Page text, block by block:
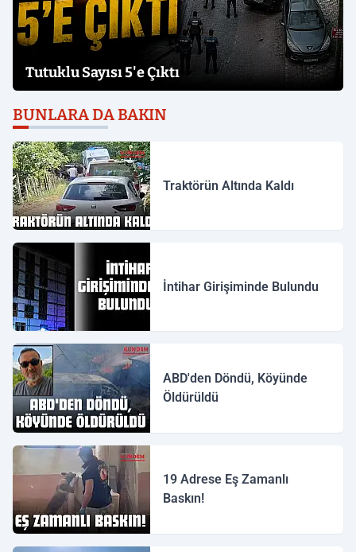
Tutuklu Sayısı 5'e Çıktı
BUNLARA DA BAKIN
Traktörün Altında Kaldı
İntihar Girişiminde Bulundu
ABD'den Döndü, Köyünde
Öldürüldü
19 Adrese Eş Zamanlı
Baskın!